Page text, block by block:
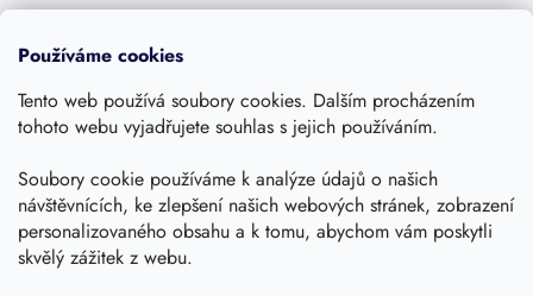
Používáme cookies
Tento web používá soubory cookies. Dalším procházením
tohoto webu vyjadřujete souhlas s jejich používáním.
Soubory cookie používáme k analýze údajů o našich
návštěvnících, ke zlepšení našich webových stránek, zobrazení
personalizovaného obsahu a k tomu, abychom vám poskytli
skvělý zážitek z webu.
Časté dotazy
Obchodní podmínky
Podmínky ochrany osobních údajů